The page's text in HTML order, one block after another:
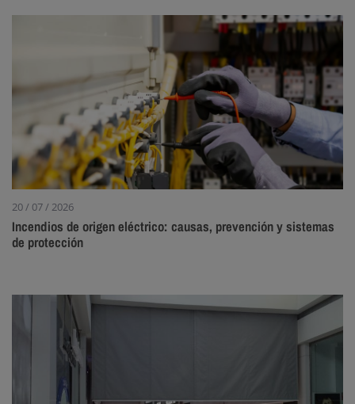
20 / 07 / 2026
Incendios de origen eléctrico: causas, prevención y sistemas
de protección